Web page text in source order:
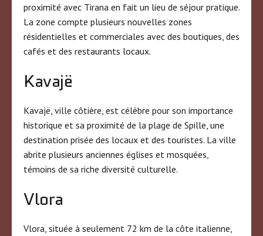
proximité avec Tirana en fait un lieu de séjour pratique.
La zone compte plusieurs nouvelles zones
résidentielles et commerciales avec des boutiques, des
cafés et des restaurants locaux.
Kavajë
Kavajë, ville côtière, est célèbre pour son importance
historique et sa proximité de la plage de Spille, une
destination prisée des locaux et des touristes. La ville
abrite plusieurs anciennes églises et mosquées,
témoins de sa riche diversité culturelle.
Vlora
Vlora, située à seulement 72 km de la côte italienne,